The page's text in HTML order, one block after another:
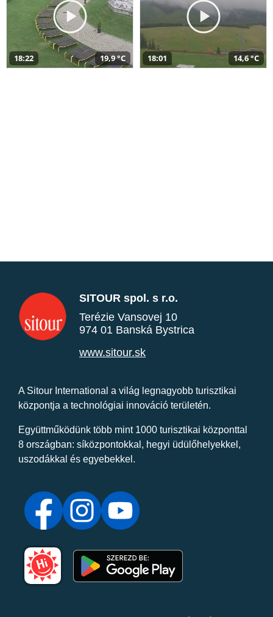
18:22 19,9 °C 18:01 14,6 °C
SITOUR spol. s r.o.
Terézie Vansovej 10
974 01 Banská Bystrica
www.sitour.sk
A Sitour International a világ legnagyobb turisztikai
központja a technológiai innováció területén.
Együttműködünk több mint 1000 turisztikai központtal
8 országban: síközpontokkal, hegyi üdülőhelyekkel,
uszodákkal és egyebekkel.